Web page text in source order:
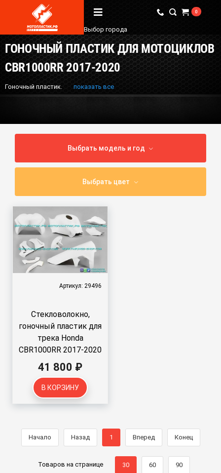
Вопрос / Ответ
Бренды
О Магазине
Мы в соцсетях
Наши контакты
+7 (910) 684-44-88
info@мотопластик.рф
Выбор города
0
ГОНОЧНЫЙ ПЛАСТИК ДЛЯ МОТОЦИКЛОВ
CBR1000RR 2017-2020
Гоночный пластик. показать все
Выбрать модель и год
Выбрать цвет
Артикул: 29496
Стекловолокно,
гоночный пластик для
трека Honda
CBR1000RR 2017-2020
41 800 ₽
В КОРЗИНУ
Начало Назад 1 Вперед Конец
Товаров на странице 30 60 90